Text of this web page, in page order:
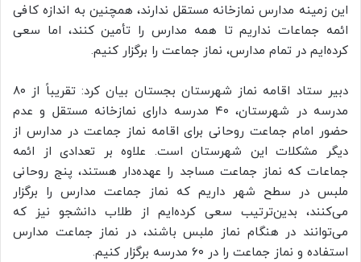
این زمینه مدارس‌ نمازخانه مستقل ندارند، همچنین به اندازه کافی
ائمه جماعات نداریم تا همه مدارس را تأمین کنند، اما سعی
کرده‌ایم در تمام مدارس، نماز جماعت را برگزار کنیم.
دبیر ستاد اقامه نماز شهرستان بجستان بیان کرد: تقریباً از ۸۰
مدرسه در شهرستان، ۴۰ مدرسه دارای نمازخانه مستقل و عدم
حضور امام جماعت روحانی برای اقامه نماز جماعت در مدارس از
دیگر مشکلات این شهرستان است. علاوه بر تعدادی از ائمه
جماعات که نماز جماعت مساجد را عهده‌دار هستند، پنج روحانی
ملبس در سطح شهر داریم که نماز جماعت مدارس را برگزار
می‌کنند، بدین‌ترتیب سعی کرده‌ایم از طلاب دانشجو نیز که
می‌توانند در هنگام نماز ملبس باشند، در نماز جماعت مدارس
استفاده و نماز جماعت را در ۶۰ مدرسه برگزار کنیم.